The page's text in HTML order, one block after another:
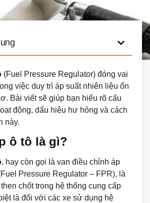
(Fuel Pressure Regulator) đóng vai
việc duy trì áp suất nhiên liệu ổn
Bài viết sẽ giúp bạn hiểu rõ cấu
động, dấu hiệu hư hỏng và cách
này.
ô tô là gì?
, hay còn gọi là van điều chỉnh áp
Pressure Regulator – FPR), là
chốt trong hệ thống cung cấp
là đối với các xe sử dụng hệ